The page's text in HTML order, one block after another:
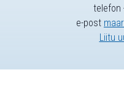
telefon
e-post
Liitu